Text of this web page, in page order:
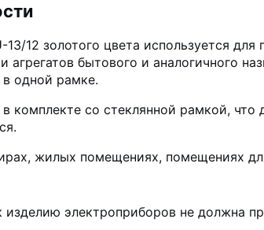
13/12 золотого цвета используется
бытового и аналогичного
в одной рамке.
в комплекте со стеклянной рамкой,
жилых помещениях, помещениях
электроприборов не должна